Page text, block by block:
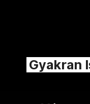
Gyakran